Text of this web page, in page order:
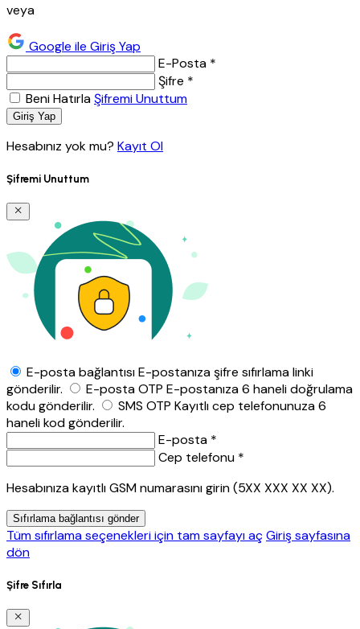
veya
Google ile Giriş Yap
E-Posta *
Şifre *
Beni HatırlaŞifremi Unuttum
Giriş Yap
Hesabınız yok mu? Kayıt Ol
Şifremi Unuttum
E-posta bağlantısıE-postanıza şifre sıfırlama linki
gönderilir.
E-posta OTP E-postanıza 6 haneli doğrulama
kodu gönderilir.
SMS OTP Kayıtlı cep telefonunuza 6
haneli kod gönderilir.
E-posta *
Cep telefonu *
Hesabınıza kayıtlı GSM numarasını girin (5XX XXX XX XX).
Sıfırlama bağlantısı gönder
Tüm sıfırlama seçenekleri için tam sayfayı açGiriş sayfasına
dön
Şifre Sıfırla